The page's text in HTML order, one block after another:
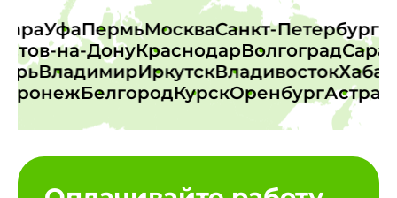
УфаПермьМоскваСанкт-
на-ДонуКраснодарВолгоград
ТверьВладимирИркутскВладивосток
БелгородКурскОренбург